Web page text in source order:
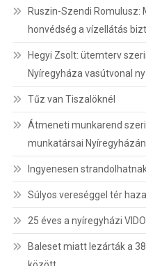
Ruszin-Szendi Romulusz:
honvédség a vízellátás
Hegyi Zsolt: ütemterv
Nyíregyháza vasútvonal
Tűz van Tiszalöknél
Átmeneti munkarend
munkatársai Nyíregyházán
Ingyenesen
Súlyos vereséggel tér
25 éves a nyíregyházi
Baleset miatt lezárták a